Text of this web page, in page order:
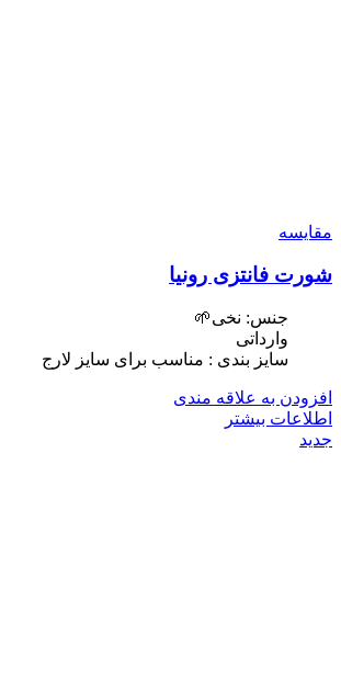
مقایسه
شورت فانتزی رونیا
جنس: نخی🌱
وارداتی
سایز بندی : مناسب برای سایز لارج
افزودن به علاقه مندی
اطلاعات بیشتر
جدید